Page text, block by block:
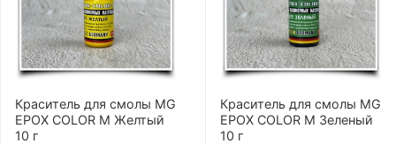
Краситель для смолы MG
EPOX COLOR M Желтый
10 г
Краситель для смолы MG
EPOX COLOR M Зеленый
10 г